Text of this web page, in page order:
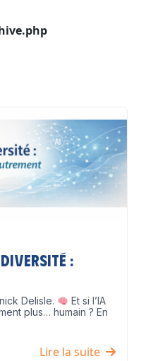
diversité :
Delisle.
Et si l’IA
plus… humain ? En
Lire la suite